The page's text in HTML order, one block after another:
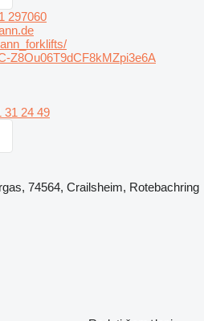
297060
Z8Ou06T9dCF8kMZpi3e6A
31 24 49
74564, Crailsheim, Rotebachring